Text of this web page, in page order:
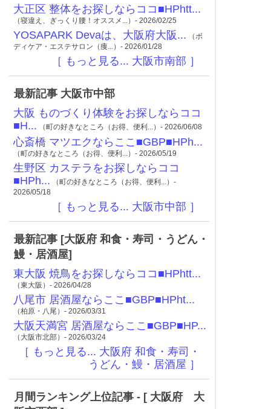
大正区 整体をお探しならココ■HPhtt...
（寝違え、ぎっくり腰！オススメ...）- 2026/02/25
YOSAPARK Devaは、大阪府大阪... （ボ
ディケア・エステサロン（痩...）- 2026/01/28
［ もっと見る... 大阪市南部 ］
最新記事 大阪市中部
大阪 ものづくり体験をお探しならココ
■H... （町の好きなところ（お得、便利...）- 2026/06/08
心斎橋 マツエクならここ■GBP■HPh...
（町の好きなところ（お得、便利...）- 2026/05/19
生野区 カステラをお探しならココ
■HPh... （町の好きなところ（お得、便利...）-
2026/05/18
［ もっと見る... 大阪市中部 ］
最新記事 [大阪府 和食・寿司・うどん・
鰻・居酒屋]
東大阪 焼鳥をお探しならココ■HPhtt...
（東大阪）- 2026/04/28
八尾市 居酒屋ならここ■GBP■HPht...
（柏原・八尾）- 2026/03/31
大阪天満宮 居酒屋ならここ■GBP■HP...
（大阪市北部）- 2026/03/24
［ もっと見る... 大阪府 和食・寿司・
うどん・鰻・居酒屋 ］
月間ランキング上位記事 - [ 大阪府 大